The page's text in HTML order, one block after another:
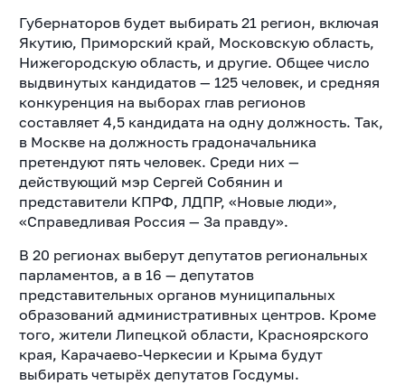
Губернаторов будет выбирать 21 регион, включая
Якутию, Приморский край, Московскую область,
Нижегородскую область, и другие. Общее число
выдвинутых кандидатов — 125 человек, и средняя
конкуренция на выборах глав регионов
составляет 4,5 кандидата на одну должность. Так,
в Москве на должность градоначальника
претендуют пять человек. Среди них —
действующий мэр Сергей Собянин и
представители КПРФ, ЛДПР, «Новые люди»,
«Справедливая Россия — За правду».
В 20 регионах выберут депутатов региональных
парламентов, а в 16 — депутатов
представительных органов муниципальных
образований административных центров. Кроме
того, жители Липецкой области, Красноярского
края, Карачаево-Черкесии и Крыма будут
выбирать четырёх депутатов Госдумы.